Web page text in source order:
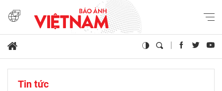
Tin tức